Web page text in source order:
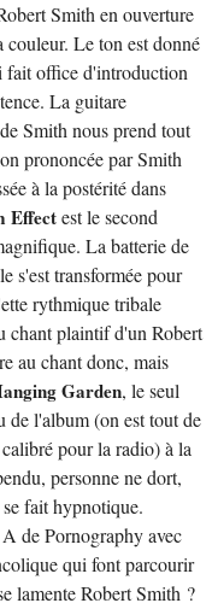
Smith en ouverture
Le ton est donné
office d'introduction
La guitare
Smith nous prend tout
prononcée par Smith
à la postérité dans
Effectest le second
La batterie de
s'est transformée pour
rythmique tribale
chant plaintif d'un Robert
au chant donc, mais
Garden, le seul
de l'album (on est tout de
pour la radio) à la
personne ne dort,
fait hypnotique.
de Pornography avec
qui font parcourir
lamente Robert Smith ?